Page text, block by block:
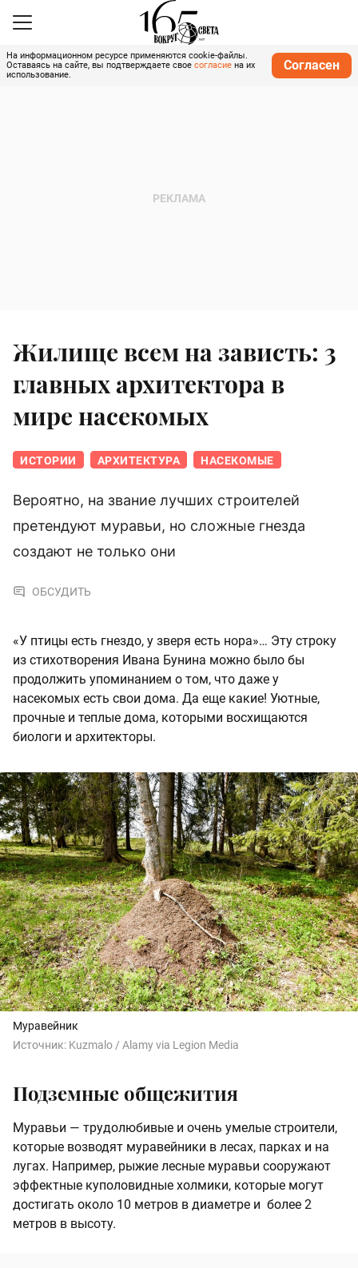
На информационном ресурсе применяются cookie-файлы.
Оставаясь на сайте, вы подтверждаете свое согласие на их
использование.
Согласен
Жилище всем на зависть: 3
главных архитектора в
мире насекомых
ИСТОРИИ АРХИТЕКТУРА НАСЕКОМЫЕ
Вероятно, на звание лучших строителей
претендуют муравьи, но сложные гнезда
создают не только они
ОБСУДИТЬ
«У птицы есть гнездо, у зверя есть нора»… Эту строку
из стихотворения Ивана Бунина можно было бы
продолжить упоминанием о том, что даже у
насекомых есть свои дома. Да еще какие! Уютные,
прочные и теплые дома, которыми восхищаются
биологи и архитекторы.
Муравейник
Источник: Kuzmalo / Alamy via Legion Media
Подземные общежития
Муравьи — трудолюбивые и очень умелые строители,
которые возводят муравейники в лесах, парках и на
лугах. Например, рыжие лесные муравьи сооружают
эффектные куполовидные холмики, которые могут
достигать около 10 метров в диаметре и более 2
метров в высоту.